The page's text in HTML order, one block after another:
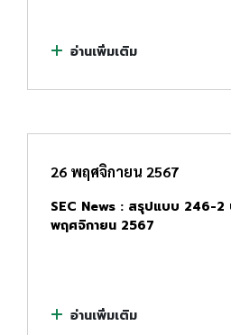
อ่านเพิ่มเติม
26 พฤศจิกายน 2567
SEC News : สรุปแบบ 246-2
พฤศจิกายน 2567
อ่านเพิ่มเติม